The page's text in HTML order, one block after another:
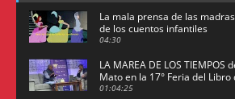
La mala prensa de las
de los cuentos infantiles
04:30
LA MAREA DE LOS TIEMPOS
Mato en la 17° Feria del Libro
(Uruguay)
01:04:25